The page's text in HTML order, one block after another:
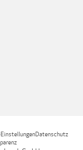
Datenschutz